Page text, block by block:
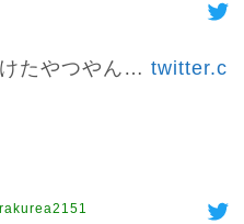
たやつやん… twitter.c